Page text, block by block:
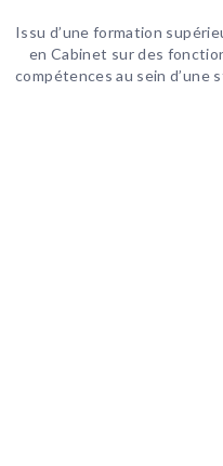
Issu d’une formation
en Cabinet sur des
compétences au sein